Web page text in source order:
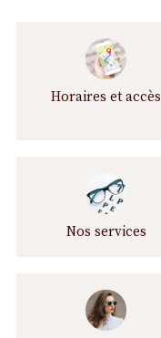
Horaires et accès
Nos services